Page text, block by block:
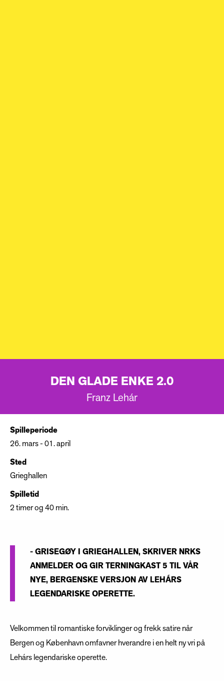
DEN GLADE ENKE 2.0
Franz Lehár
Spilleperiode
26. mars - 01. april
Sted
Grieghallen
Spilletid
2 timer og 40 min.
- GRISEGØY I GRIEGHALLEN, SKRIVER NRKS
ANMELDER OG GIR TERNINGKAST 5 TIL VÅR
NYE, BERGENSKE VERSJON AV LEHÁRS
LEGENDARISKE OPERETTE.
Velkommen til romantiske forviklinger og frekk satire når
Bergen og København omfavner hverandre i en helt ny vri på
Lehárs legendariske operette.